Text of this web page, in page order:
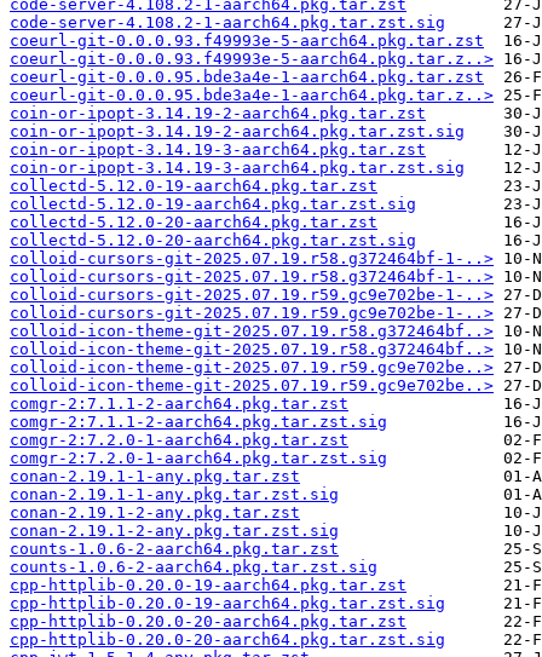
code-server-4.108.2-1-aarch64.pkg.tar.zst
code-server-4.108.2-1-aarch64.pkg.tar.zst.sig
coeurl-git-0.0.0.93.f49993e-5-aarch64.pkg.tar.zst
coeurl-git-0.0.0.93.f49993e-5-aarch64.pkg.tar.z..>
coeurl-git-0.0.0.95.bde3a4e-1-aarch64.pkg.tar.zst
coeurl-git-0.0.0.95.bde3a4e-1-aarch64.pkg.tar.z..>
coin-or-ipopt-3.14.19-2-aarch64.pkg.tar.zst
coin-or-ipopt-3.14.19-2-aarch64.pkg.tar.zst.sig
coin-or-ipopt-3.14.19-3-aarch64.pkg.tar.zst
coin-or-ipopt-3.14.19-3-aarch64.pkg.tar.zst.sig
collectd-5.12.0-19-aarch64.pkg.tar.zst
collectd-5.12.0-19-aarch64.pkg.tar.zst.sig
collectd-5.12.0-20-aarch64.pkg.tar.zst
collectd-5.12.0-20-aarch64.pkg.tar.zst.sig
colloid-cursors-git-2025.07.19.r58.g372464bf-1-..>
colloid-cursors-git-2025.07.19.r58.g372464bf-1-..>
colloid-cursors-git-2025.07.19.r59.gc9e702be-1-..>
colloid-cursors-git-2025.07.19.r59.gc9e702be-1-..>
colloid-icon-theme-git-2025.07.19.r58.g372464bf..>
colloid-icon-theme-git-2025.07.19.r58.g372464bf..>
colloid-icon-theme-git-2025.07.19.r59.gc9e702be..>
colloid-icon-theme-git-2025.07.19.r59.gc9e702be..>
comgr-2:7.1.1-2-aarch64.pkg.tar.zst
comgr-2:7.1.1-2-aarch64.pkg.tar.zst.sig
comgr-2:7.2.0-1-aarch64.pkg.tar.zst
comgr-2:7.2.0-1-aarch64.pkg.tar.zst.sig
conan-2.19.1-1-any.pkg.tar.zst
conan-2.19.1-1-any.pkg.tar.zst.sig
conan-2.19.1-2-any.pkg.tar.zst
conan-2.19.1-2-any.pkg.tar.zst.sig
counts-1.0.6-2-aarch64.pkg.tar.zst
counts-1.0.6-2-aarch64.pkg.tar.zst.sig
cpp-httplib-0.20.0-19-aarch64.pkg.tar.zst
cpp-httplib-0.20.0-19-aarch64.pkg.tar.zst.sig
cpp-httplib-0.20.0-20-aarch64.pkg.tar.zst
cpp-httplib-0.20.0-20-aarch64.pkg.tar.zst.sig